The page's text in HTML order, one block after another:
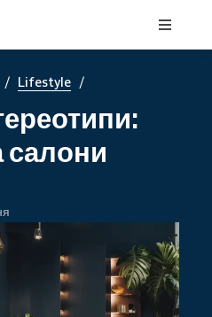
/ Lifestyle /
салони